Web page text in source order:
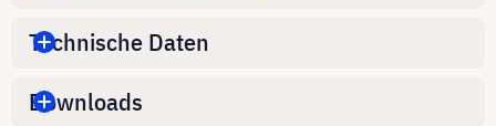
Technische Daten
Downloads